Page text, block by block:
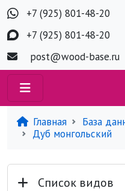
+7 (925) 801-48-20
+7 (925) 801-48-20
post@wood-base.ru
Главная
База
Дуб монгольский
Список видов